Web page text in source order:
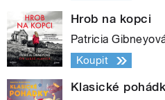
Hrob na kopci
Patricia
Koupit
Klasické